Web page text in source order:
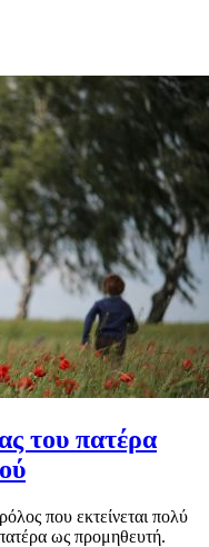
του πατέρα
που εκτείνεται πολύ
ως προμηθευτή.